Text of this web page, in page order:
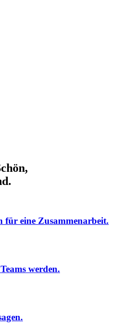
für eine Zusammenarbeit.
werden.